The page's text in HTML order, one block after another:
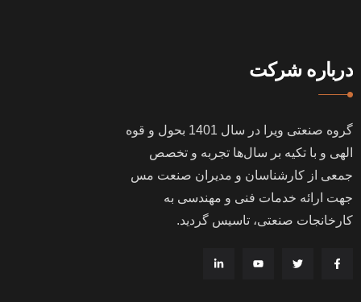
درباره شرکت
گروه صنعتی ویرا در سال
بحول و قوه
الهی و با تکیه بر سال‌ها تجربه و تخصص
جمعی از کارشناسان و مدیران صنعت مس
جهت ارائه خدمات فنی و مهندسی به
کارخانجات صنعتی، تاسیس گردید.